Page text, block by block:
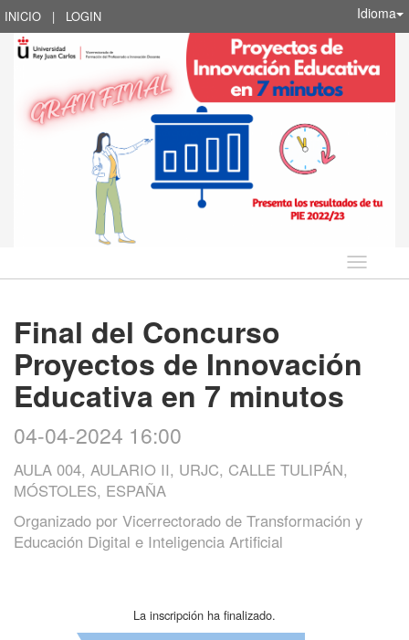
INICIO | LOGIN Idioma
Idioma
Final del Concurso
Proyectos de Innovación
Educativa en 7 minutos
04-04-2024 16:00
AULA 004, AULARIO II, URJC, CALLE TULIPÁN,
MÓSTOLES, ESPAÑA
Organizado por Vicerrectorado de Transformación y
Educación Digital e Inteligencia Artificial
La inscripción ha finalizado.